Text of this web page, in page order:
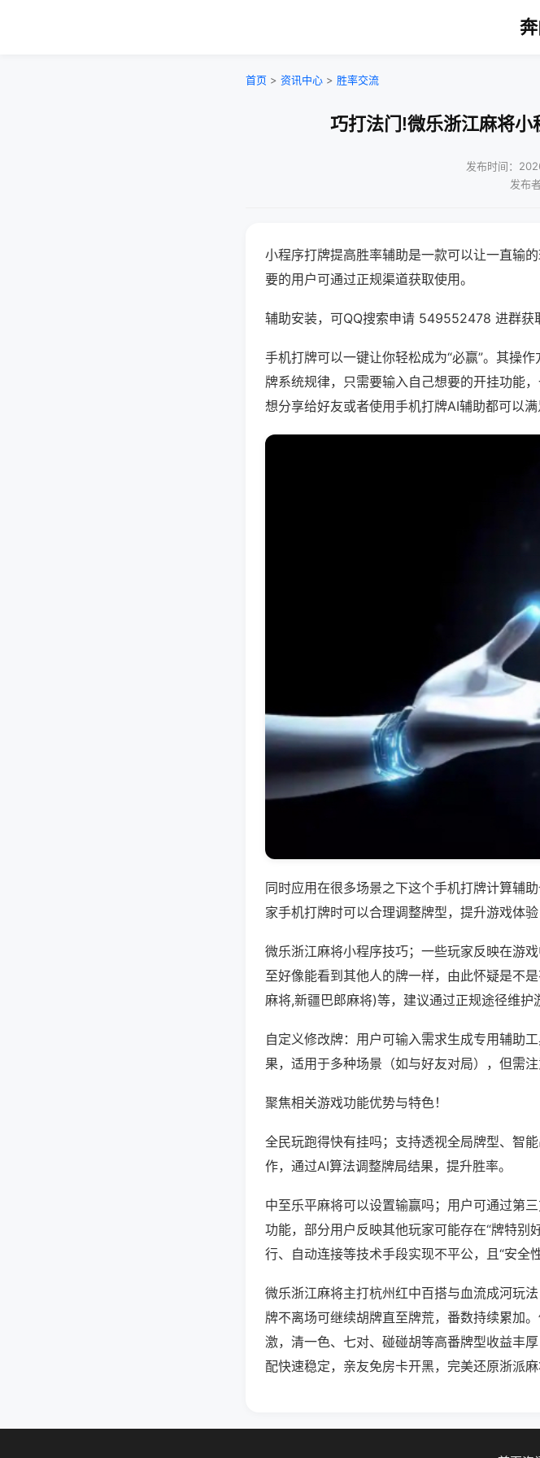
首页 > 资讯中心 > 胜率交流
巧打法门!微乐浙江麻将
发布时间：
发布
小程序打牌提高胜率辅助是一款可以让一直输
要的用户可通过正规渠道获取使用。
辅助安装，可QQ搜索申请 549552478 进群获
手机打牌可以一键让你轻松成为“必赢”。其操
牌系统规律，只需要输入自己想要的开挂功能
想分享给好友或者使用手机打牌AI辅助都可以满
同时应用在很多场景之下这个手机打牌计算辅
家手机打牌时可以合理调整牌型，提升游戏体
微乐浙江麻将小程序技巧；一些玩家反映在游
至好像能看到其他人的牌一样，由此怀疑是不
麻将,新疆巴郎麻将)等，建议通过正规途径维护
自定义修改牌：用户可输入需求生成专用辅助
果，适用于多种场景（如与好友对局），但需
聚焦相关游戏功能优势与特色！
全民玩跑得快有挂吗；支持透视全局牌型、智
作，通过AI算法调整牌局结果，提升胜率。
中至乐平麻将可以设置输赢吗；用户可通过第
功能，部分用户反映其他玩家可能存在“牌特别
行、自动连接等技术手段实现不平公，且“安全性
微乐浙江麻将主打杭州红中百搭与血流成河玩
牌不离场可继续胡牌直至牌荒，番数持续累加
激，清一色、七对、碰碰胡等高番牌型收益丰
配快速稳定，亲友免房卡开黑，完美还原浙派麻